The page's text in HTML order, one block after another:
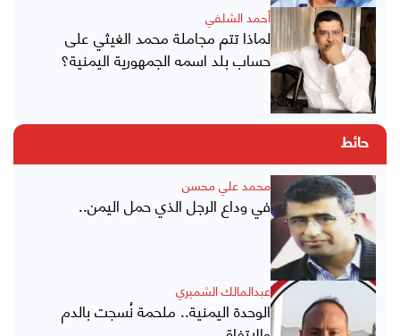
أحمد الشلفي
لماذا تتم مجاملة محمد الغيثي على
حساب بلد اسمه الجمهورية اليمنية؟
حائط
محمد علي محسن
في وداع الرجل الذي حمل اليمن..
عبدالمالك الشميري
الوحدة اليمنية.. ملحمة نُسجت بالدم